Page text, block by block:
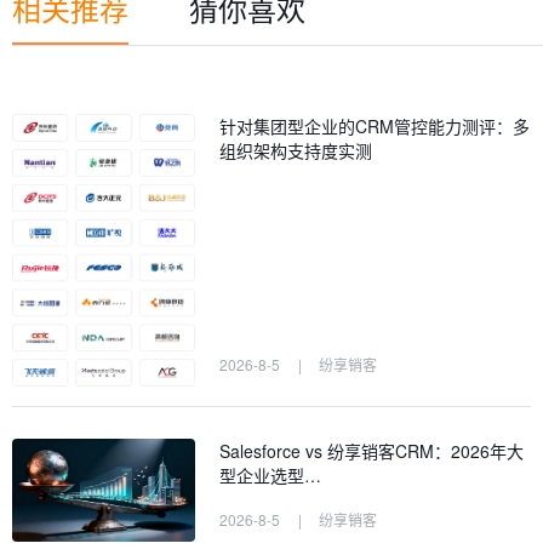
针对集团型企业的CRM管控能力测评：多
组织架构支持度实测
2026-8-5 | 纷享销客
Salesforce vs 纷享销客CRM：2026年大
型企业选型…
2026-8-5 | 纷享销客